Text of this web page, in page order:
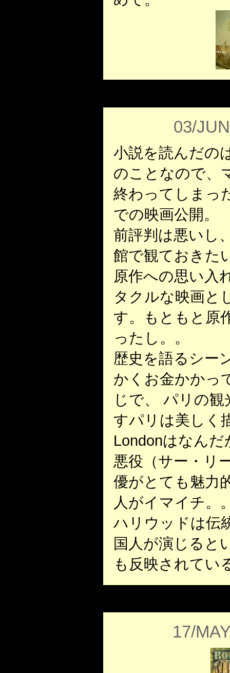
03/
小説を読んだの
のことなので、
終わってしまっ
での映画公開。
前評判は悪いし
館で観ておきた
原作への思い入
タクルな映画と
す。もともと原
ったし。。
歴史を語るシー
かくお金かかっ
じで、 パリの
すパリは美しく
Londonはなん
悪役（サー・リ
優がとても魅力
人がイマイチ。
ハリウッドは伝
国人が演じると
も反映されてい
17/